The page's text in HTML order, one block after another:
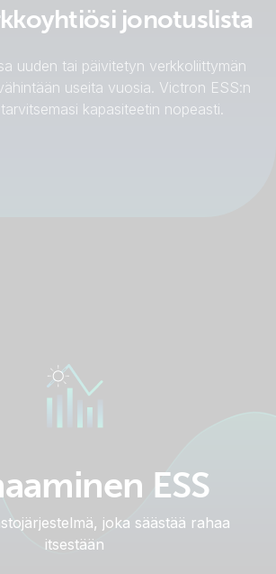
jonotuslista
uuden tai päivitetyn verkkoliittymän
useita vuosia. Victron ESS:n
kapasiteetin nopeasti.
ESS
joka säästää rahaa
itsestään